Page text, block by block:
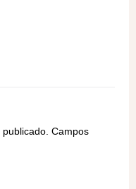
Campos